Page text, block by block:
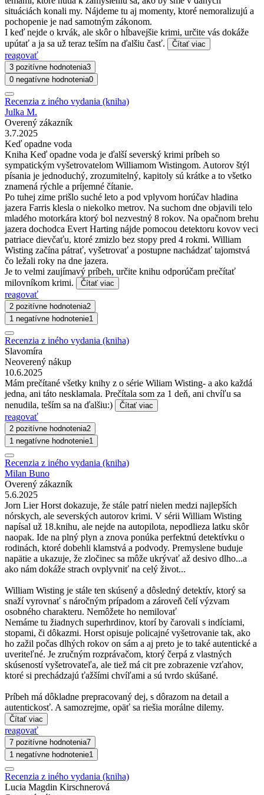
situáciách konali my. Nájdeme tu aj momenty, ktoré nemoralizujú a
pochopenie je nad samotným zákonom.
I keď nejde o krvák, ale skôr o hĺbavejšie krimi, určite vás dokáže
upútať a ja sa už teraz teším na ďalšiu časť.
Čítať viac
reagovať
3 pozitívne hodnotenia3
0 negatívne hodnotenia0
Recenzia z iného vydania (kniha)
Julka M.
Overený zákazník
3.7.2025
Keď opadne voda
Kniha Keď opadne voda je ďalší severský krimi príbeh so
sympatickým vyšetrovatelom Williamom Wistingom. Autorov štýl
písania je jednoduchý, zrozumitelný, kapitoly sú krátke a to všetko
znamená rýchle a príjemné čítanie.
Po tuhej zime prišlo suché leto a pod vplyvom horúčav hladina
jazera Farris klesla o niekolko metrov. Na suchom dne objavili telo
mladého motorkára ktorý bol nezvestný 8 rokov. Na opačnom brehu
jazera dochodca Evert Harting nájde pomocou detektoru kovov veci
patriace dievčaťu, ktoré zmizlo bez stopy pred 4 rokmi. William
Wisting začína pátrať, vyšetrovať a postupne nachádzať tajomstvá
čo ležali roky na dne jazera.
Je to velmi zaujímavý príbeh, určite knihu odporúčam prečítať
milovníkom krimi.
Čítať viac
reagovať
2 pozitívne hodnotenia2
1 negatívne hodnotenie1
Recenzia z iného vydania (kniha)
Slavomíra
Neoverený nákup
10.6.2025
Mám prečítané všetky knihy z o série Wiliam Wisting- a ako každá
jedna, ani táto nesklamala. Prečítala som za 1 deň, ani chvíľu sa
nenudila, teším sa na ďalšiu:)
Čítať viac
reagovať
2 pozitívne hodnotenia2
1 negatívne hodnotenie1
Recenzia z iného vydania (kniha)
Milan Buno
Overený zákazník
5.6.2025
Jorn Lier Horst dokazuje, že stále patrí nielen medzi najlepších
nórskych, ale severských autorov krimi. V sérii William Wisting
napísal už 18.knihu, ale nejde na autopilota, nepodlieza latku skôr
naopak. Ide na plný plyn a znova ponúka perfektnú detektívku o
rodinách, ktoré dobehli klamstvá a podvody. Premyslene buduje
napätie a ukazuje, že zločinec sa môže ukrývať až desivo dlho...a
ako nám dokáže strach ovplyvniť na celý život...
William Wisting je stále ten skúsený a dôsledný detektív, ktorý sa
snaží vyrovnať s náročným prípadom a zároveň čelí výzvam
osobného charakteru. Nemôžete ho nemilovať
Nemáme tu žiadnych superhrdinov, ktorí by čarovali s indíciami,
stopami, či dôkazmi. Horst opisuje policajné vyšetrovanie tak, ako
ho zažil počas dlhých rokov on sám a aj preto je to také autentické a
uveriteľné. Je zručným rozprávačom, ktorý čerpá z vlastných
skúseností vyšetrovateľa, ale tiež má cit pre zobrazenie vzťahov,
ktoré si prechádzajú ťažšími chvíľami a sú tvrdo skúšané.
Príbeh má dôkladne prepracovaný dej, s dôrazom na detail a
autentickosť. A samozrejme, opäť sa riešia morálne dilemy.
Čítať viac
reagovať
7 pozitívne hodnotenia7
1 negatívne hodnotenie1
Recenzia z iného vydania (kniha)
Lucia Magdin Kirschnerová